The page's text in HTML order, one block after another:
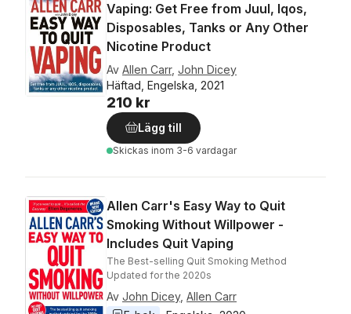
Vaping: Get Free from Juul, Iqos,
Disposables, Tanks or Any Other
Nicotine Product
Av Allen Carr, John Dicey
Häftad, Engelska, 2021
210 kr
Lägg till
Skickas inom 3-6 vardagar
Allen Carr's Easy Way to Quit
Smoking Without Willpower -
Includes Quit Vaping
The Best-selling Quit Smoking Method
Updated for the 2020s
Av John Dicey, Allen Carr